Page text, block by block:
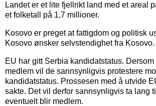
Landet er et lite fjellrikt land med et areal
et folketall på 1,7 millioner.
Kosovo er preget at fattigdom og politisk
Kosovo ønsker selvstendighet fra Kosovo.
EU har gitt Serbia kandidatstatus.
medlem vil de sannsynligvis protestere
kandidatstatus. Prossesen med å utvide
sakte. Det vil derfor sannsynligvis ta lang
eventuelt blir medlem.